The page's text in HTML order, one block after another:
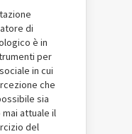
di
è in
per
in cui
che
sia
attuale il
del